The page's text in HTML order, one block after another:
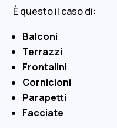
È questo il caso di:
Balconi
Terrazzi
Frontalini
Cornicioni
Parapetti
Facciate